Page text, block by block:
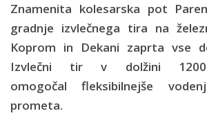
Znamenita kolesarska pot
gradnje izvlečnega tira na
Koprom in Dekani zaprta vse
Izvlečni tir v dolžini
omogočal fleksibilnejše
prometa.